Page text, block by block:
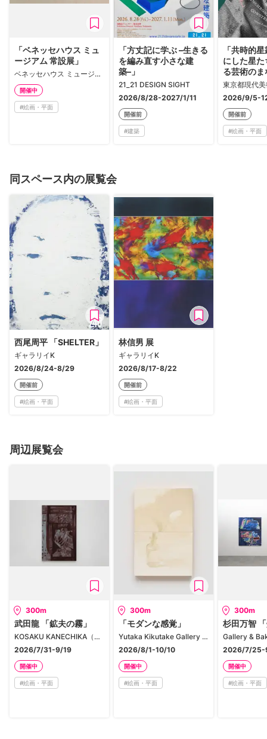
「ベネッセハウス ミュ
ージアム 常設展」
ベネッセハウス ミュージアム
開催中
#絵画・平面
「方丈記に学ぶ –生きる
を編み直す小さな建
築–」
21_21 DESIGN SIGHT
2026/8/28-2027/1/11
開催前
#建築
「共時的
にした星
る芸術の
東京都現代
2026/9/5-
開催前
#絵画・平面
同スペース内の展覧会
西尾周平 「SHELTER」
ギャラリイK
2026/8/24-8/29
開催前
#絵画・平面
林信男 展
ギャラリイK
2026/8/17-8/22
開催前
#絵画・平面
周辺展覧会
300m
武田龍 「鉱夫の霧」
KOSAKU KANECHIKA（京橋）
2026/7/31-9/19
開催中
#絵画・平面
300m
「モダンな感覚」
Yutaka Kikutake Gallery Kyobashi
2026/8/1-10/10
開催中
#絵画・平面
300m
杉田万智
2026/7/25-
開催中
#絵画・平面